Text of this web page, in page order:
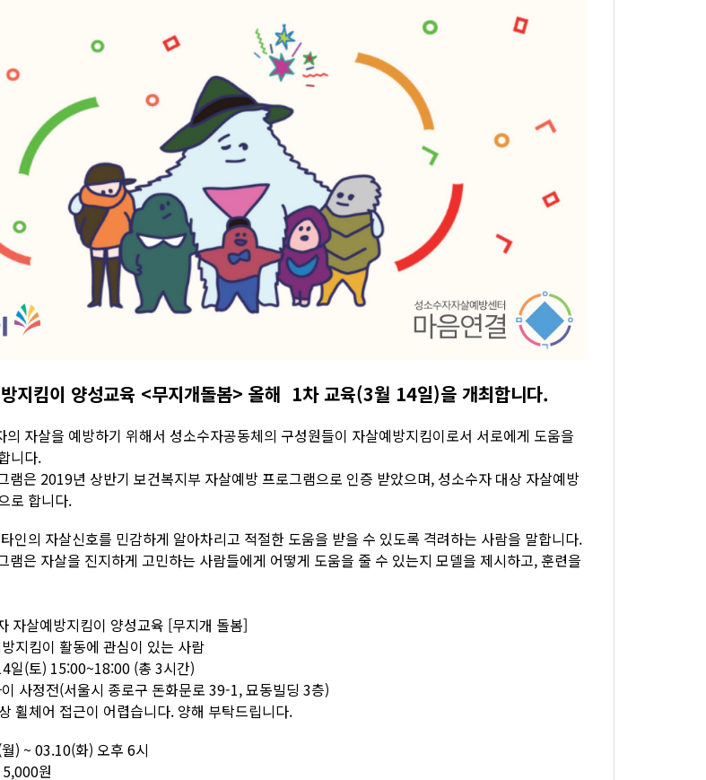
지킴이 양성교육 <무지개돌봄> 올해 1차 교육(3월 14일)을 개최합니다.
의 자살을 예방하기 위해서 성소수자공동체의 구성원들이 자살예방지킴이로서 서로에게 도움을
니다.
램은 2019년 상반기 보건복지부 자살예방 프로그램으로 인증 받았으며, 성소수자 대상 자살예방
로 합니다.
인의 자살신호를 민감하게 알아차리고 적절한 도움을 받을 수 있도록 격려하는 사람을 말합니다.
램은 자살을 진지하게 고민하는 사람들에게 어떻게 도움을 줄 수 있는지 모델을 제시하고, 훈련을
자살예방지킴이 양성교육 [무지개 돌봄]
지킴이 활동에 관심이 있는 사람
일(토) 15:00~18:00 (총 3시간)
사정전(서울시 종로구 돈화문로 39-1, 묘동빌딩 3층)
휠체어 접근이 어렵습니다. 양해 부탁드립니다.
) ~ 03.10(화) 오후 6시
원